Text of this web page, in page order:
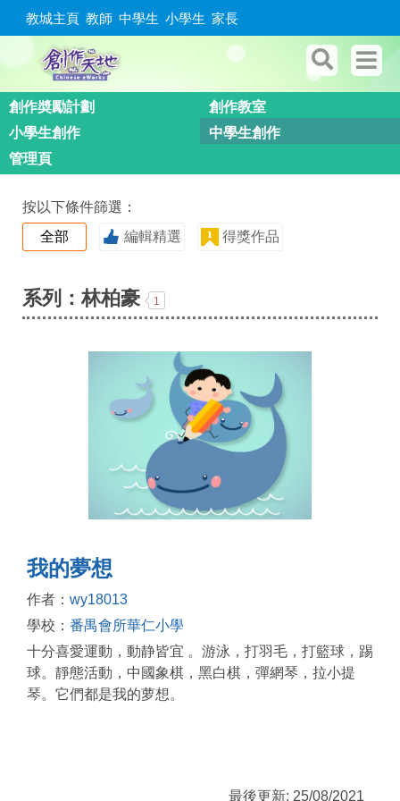
教城主頁 教師 中學生 小學生 家長
創作奬勵計劃
創作教室
小學生創作
中學生創作
管理頁
按以下條件篩選：
全部
編輯精選 得獎作品
系列：林柏豪 1
我的夢想
作者： wy18013
學校： 番禺會所華仁小學
十分喜愛運動，動静皆宜 。游泳，打羽毛，打籃球，踢
球。靜態活動，中國象棋，黑白棋，彈網琴，拉小提
琴。它們都是我的萝想。
最後更新: 25/08/2021